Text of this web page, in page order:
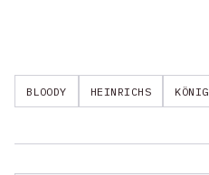
BLOODY HEINRICHS